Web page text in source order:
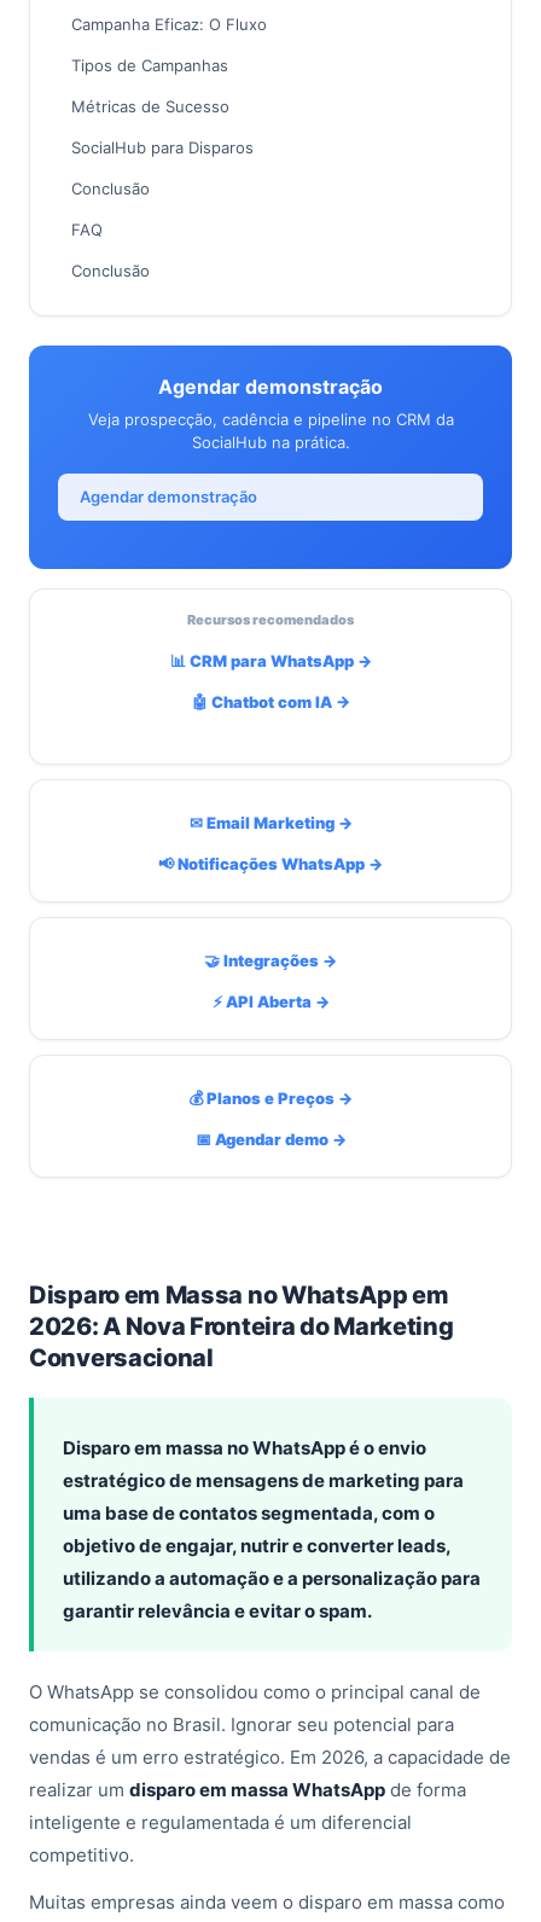
Disparo em Massa no WhatsApp em
2026: A Nova Fronteira do Marketing
Conversacional
Disparo em massa no WhatsApp é o envio
estratégico de mensagens de marketing para
uma base de contatos segmentada, com o
objetivo de engajar, nutrir e converter leads,
utilizando a automação e a personalização para
garantir relevância e evitar o spam.
O WhatsApp se consolidou como o principal canal de
comunicação no Brasil. Ignorar seu potencial para
vendas é um erro estratégico. Em 2026, a capacidade de
realizar um disparo em massa WhatsApp de forma
inteligente e regulamentada é um diferencial
competitivo.
Muitas empresas ainda veem o disparo em massa como
Campanha Eficaz: O Fluxo
Tipos de Campanhas
Métricas de Sucesso
SocialHub para Disparos
Conclusão
FAQ
Conclusão
Agendar demonstração
Veja prospecção, cadência e pipeline no CRM da
SocialHub na prática.
Agendar demonstração
Recursos recomendados
📊 CRM para WhatsApp →
🤖 Chatbot com IA →
✉ Email Marketing →
📢 Notificações WhatsApp →
🤝 Integrações →
⚡ API Aberta →
💰 Planos e Preços →
📅 Agendar demo →